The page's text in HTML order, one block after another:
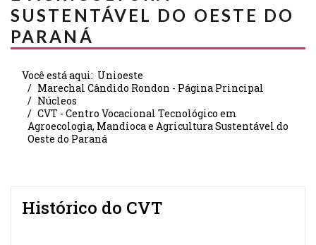
SUSTENTÁVEL DO OESTE DO
PARANÁ
Você está aqui: Unioeste
Marechal Cândido Rondon - Página Principal
Núcleos
CVT - Centro Vocacional Tecnológico em
Agroecologia, Mandioca e Agricultura Sustentável do
Oeste do Paraná
Histórico do CVT